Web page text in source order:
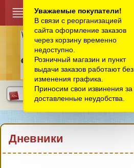
Дневники
Уважаемые покупатели!
В связи с реорганизацией
сайта оформление заказов
через корзину временно
недоступно.
Розничный магазин и пункт
выдачи заказов работают без
изменения графика.
Приносим свои извинения за
доставленные неудобства.